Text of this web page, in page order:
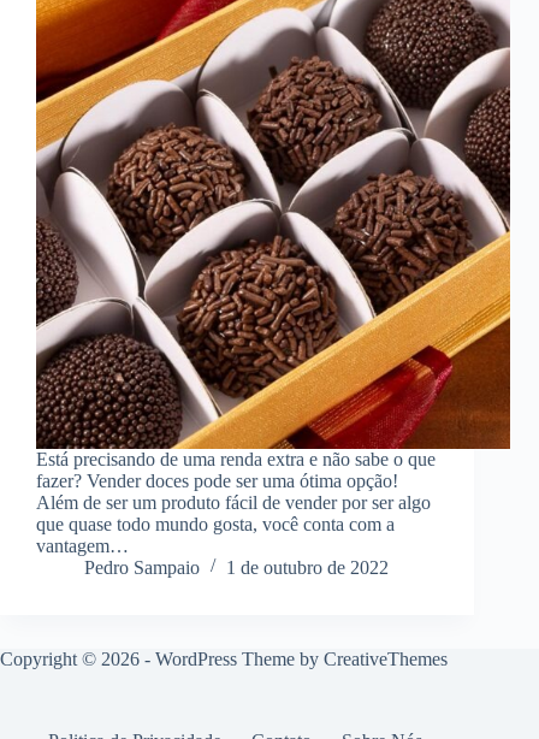
Está precisando de uma renda extra e não sabe o que
fazer? Vender doces pode ser uma ótima opção!
Além de ser um produto fácil de vender por ser algo
que quase todo mundo gosta, você conta com a
vantagem…
Pedro Sampaio
1 de outubro de 2022
Copyright © 2026 - WordPress Theme by CreativeThemes